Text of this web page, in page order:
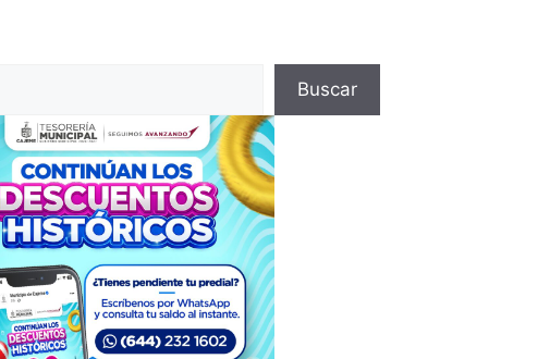
Buscar